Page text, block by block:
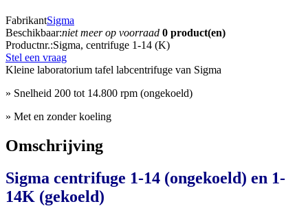
FabrikantSigma
Beschikbaar:niet meer op voorraad 0 product(en)
Productnr.:Sigma, centrifuge 1-14 (K)
Stel een vraag
Kleine laboratorium tafel labcentrifuge van Sigma
» Snelheid 200 tot 14.800 rpm (ongekoeld)
» Met en zonder koeling
Omschrijving
Sigma centrifuge 1-14 (ongekoeld) en 1-
14K (gekoeld)